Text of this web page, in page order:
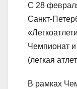
С 28
Санкт-
Чемпионат и
(легкая
В рамках